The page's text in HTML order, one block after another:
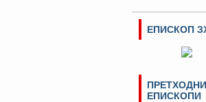
ЕПИСКОП
ПРЕТХОДНИ
ЕПИСКОПИ